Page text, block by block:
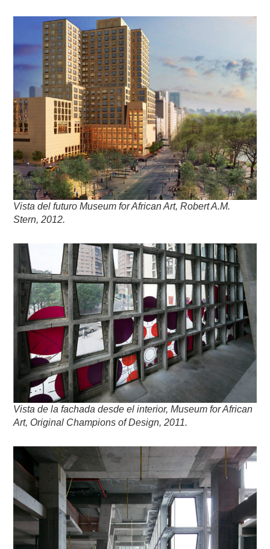
Vista del futuro Museum for African Art, Robert A.M.
Stern, 2012.
Vista de la fachada desde el interior, Museum for African
Art, Original Champions of Design, 2011.